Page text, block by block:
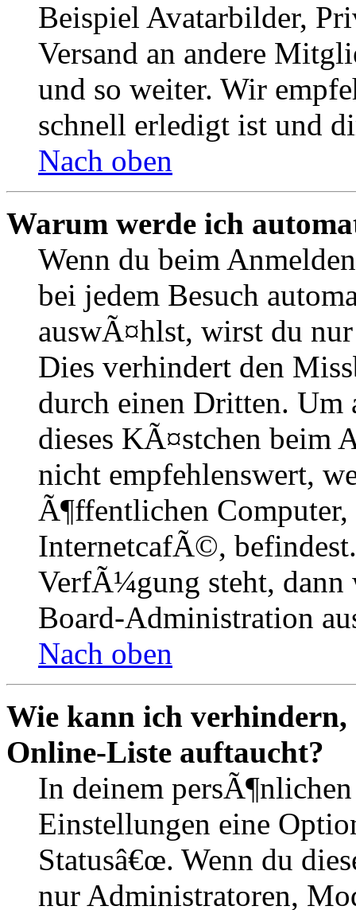
Beispiel Avatarbilder,
Versand an andere
und so weiter. Wir
schnell erledigt ist und
Nach oben
Warum werde ich
Wenn du beim
bei jedem Besuch
auswÃ¤hlst, wirst du
Dies verhindert den
durch einen Dritten. Um
dieses KÃ¤stchen beim
nicht empfehlenswert,
Ã¶ffentlichen
InternetcafÃ©,
VerfÃ¼gung steht, dann
Board-Administration
Nach oben
Wie kann ich verhindern,
Online-Liste auftaucht?
In deinem
Einstellungen eine
Statusâ€œ. Wenn du
nur Administratoren,